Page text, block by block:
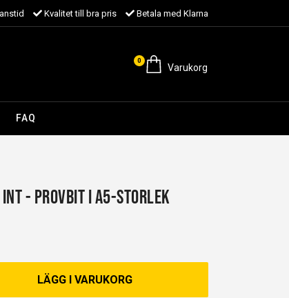
Kvalitet till bra pris Betala med Klarna
0
Varukorg
FAQ
INT - Provbit i A5-storlek
LÄGG I VARUKORG